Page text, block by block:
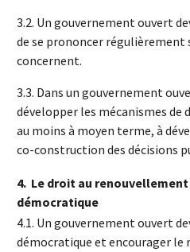
3.2. Un gouvernement ouvert
de se prononcer régulièrement
concernent.
3.3. Dans un gouvernement
développer les mécanismes
au moins à moyen terme, à
co-construction des décisions
4. Le droit au
démocratique
4.1. Un gouvernement ouvert
démocratique et encourager